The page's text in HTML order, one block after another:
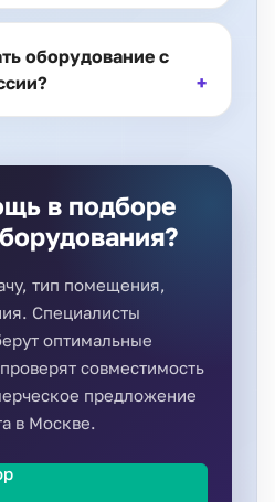
оборудование с
в подборе
тип помещения,
Специалисты
оптимальные
совместимость
предложение
в Москве.